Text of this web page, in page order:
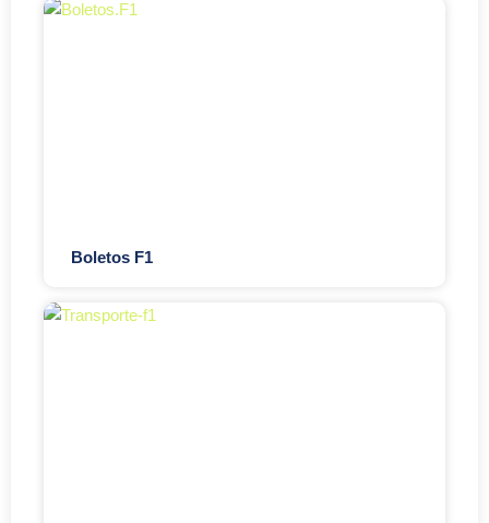
Boletos F1